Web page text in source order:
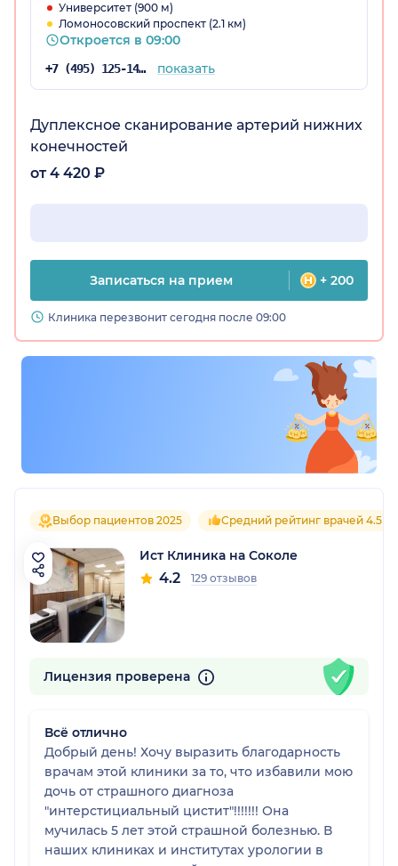
Университет (900 м)
Ломоносовский проспект (2.1 км)
Откроется в 09:00
+7 (495) 125-14-89 показать
Дуплексное сканирование артерий нижних
конечностей
от 4 420 ₽
Записаться на прием + 200
Клиника перезвонит сегодня после 09:00
Выбор пациентов 2025 Средний рейтинг врачей 4.5
Ист Клиника на Соколе
4.2 129 отзывов
Лицензия проверена
Всё отлично
Добрый день! Хочу выразить благодарность
врачам этой клиники за то, что избавили мою
дочь от страшного диагноза
"интерстициальный цистит"!!!!!!! Она
мучилась 5 лет этой страшной болезнью. В
наших клиниках и институтах урологии в